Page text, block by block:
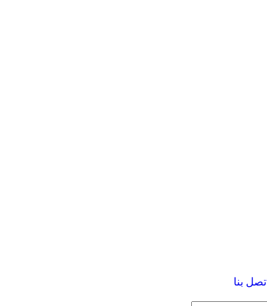
اتصل بنا